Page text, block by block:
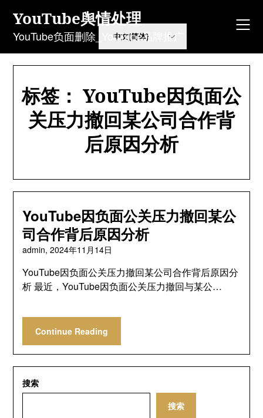
content
YouTube舆情处理
YouTube负面删除_YouTube品牌推广
标签： YouTube因负面公
关压力撤回某公司合作背
后原因分析
YouTube因负面公关压力撤回某公
司合作背后原因分析
admin,2024年11月14日
YouTube因负面公关压力撤回某公司合作背后原因分
析 最近，YouTube因负面公关压力撤回与某公…
Continue Reading
搜索
搜索